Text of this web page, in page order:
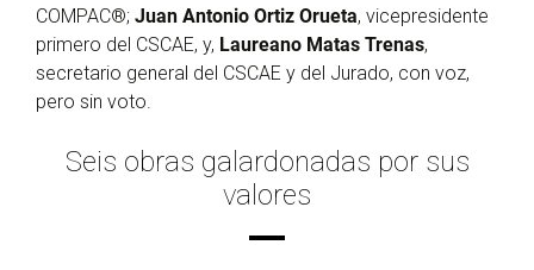
COMPAC®; Juan Antonio Ortiz Orueta, vicepresidente
primero del CSCAE, y, Laureano Matas Trenas,
secretario general del CSCAE y del Jurado, con voz,
pero sin voto.
Seis obras galardonadas por sus
valores